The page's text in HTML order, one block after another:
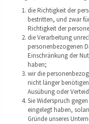
die Richtigkeit der
bestritten, und zwar
Richtigkeit der
die Verarbeitung
personenbezogenen
Einschränkung der
haben;
wir die
nicht länger
Ausübung oder
Sie Widerspruch
eingelegt haben,
Gründe unseres